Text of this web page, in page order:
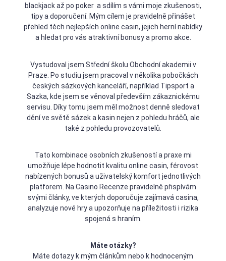
blackjack až po poker a sdílím s vámi moje zkušenosti,
tipy a doporučení. Mým cílem je pravidelně přinášet
přehled těch nejlepších online casin, jejich herní nabídky
a hledat pro vás atraktivní bonusy a promo akce.
Vystudoval jsem Střední školu Obchodní akademii v
Praze. Po studiu jsem pracoval v několika pobočkách
českých sázkových kanceláří, například Tipsport a
Sazka, kde jsem se věnoval především zákaznickému
servisu. Díky tomu jsem měl možnost denně sledovat
dění ve světě sázek a kasin nejen z pohledu hráčů, ale
také z pohledu provozovatelů.
Tato kombinace osobních zkušeností a praxe mi
umožňuje lépe hodnotit kvalitu online casin, férovost
nabízených bonusů a uživatelský komfort jednotlivých
platforem. Na Casino Recenze pravidelně přispívám
svými články, ve kterých doporučuje zajímavá casina,
analyzuje nové hry a upozorňuje na příležitosti i rizika
spojená s hraním.
Máte otázky?
Máte dotazy k mým článkům nebo k hodnoceným